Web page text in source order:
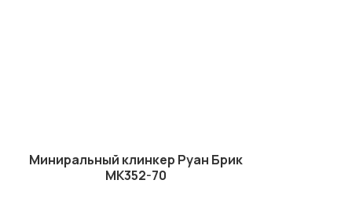
Миниральный клинкер Руан Брик
MK352-70